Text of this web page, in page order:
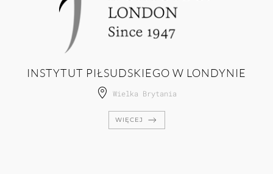
INSTYTUT PIŁSUDSKIEGO W LONDYNIE
Wielka Brytania
WIĘCEJ